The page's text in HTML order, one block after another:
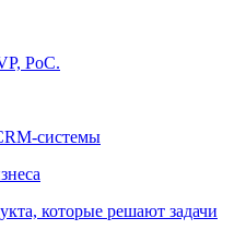
PoC.
системы
которые решают задачи